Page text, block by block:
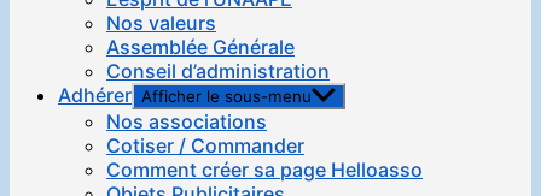
Nos valeurs
Assemblée Générale
Conseil d’administration
Adhérer Afficher le sous-menu
Nos associations
Cotiser / Commander
Comment créer sa page Helloasso